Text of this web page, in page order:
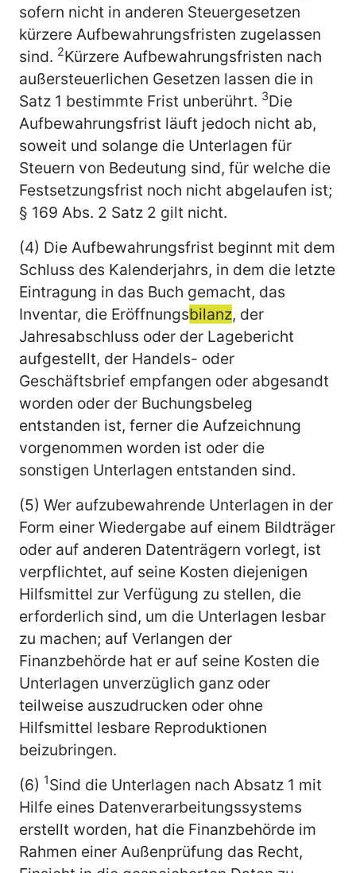
sofern nicht in anderen Steuergesetzen
kürzere Aufbewahrungsfristen zugelassen
sind. 2Kürzere Aufbewahrungsfristen nach
außersteuerlichen Gesetzen lassen die in
Satz 1 bestimmte Frist unberührt. 3Die
Aufbewahrungsfrist läuft jedoch nicht ab,
soweit und solange die Unterlagen für
Steuern von Bedeutung sind, für welche die
Festsetzungsfrist noch nicht abgelaufen ist;
§ 169 Abs. 2 Satz 2 gilt nicht.
(4) Die Aufbewahrungsfrist beginnt mit dem
Schluss des Kalenderjahrs, in dem die letzte
Eintragung in das Buch gemacht, das
Inventar, die Eröffnungsbilanz, der
Jahresabschluss oder der Lagebericht
aufgestellt, der Handels- oder
Geschäftsbrief empfangen oder abgesandt
worden oder der Buchungsbeleg
entstanden ist, ferner die Aufzeichnung
vorgenommen worden ist oder die
sonstigen Unterlagen entstanden sind.
(5) Wer aufzubewahrende Unterlagen in der
Form einer Wiedergabe auf einem Bildträger
oder auf anderen Datenträgern vorlegt, ist
verpflichtet, auf seine Kosten diejenigen
Hilfsmittel zur Verfügung zu stellen, die
erforderlich sind, um die Unterlagen lesbar
zu machen; auf Verlangen der
Finanzbehörde hat er auf seine Kosten die
Unterlagen unverzüglich ganz oder
teilweise auszudrucken oder ohne
Hilfsmittel lesbare Reproduktionen
beizubringen.
(6) 1Sind die Unterlagen nach Absatz 1 mit
Hilfe eines Datenverarbeitungssystems
erstellt worden, hat die Finanzbehörde im
Rahmen einer Außenprüfung das Recht,